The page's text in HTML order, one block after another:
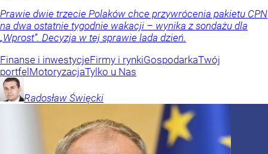
Prawie dwie trzecie Polaków chce przywrócenia pakietu CPN
na dwa ostatnie tygodnie wakacji – wynika z sondażu dla
„Wprost”. Decyzja w tej sprawie lada dzień.
Finanse i inwestycjeFirmy i rynkiGospodarkaTwój
portfelMotoryzacjaTylko u Nas
Radosław Święcki